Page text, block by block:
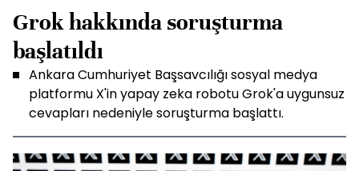
Grok hakkında soruşturma
başlatıldı
Ankara Cumhuriyet Başsavcılığı sosyal medya
platformu X'in yapay zeka robotu Grok'a uygunsuz
cevapları nedeniyle soruşturma başlattı.